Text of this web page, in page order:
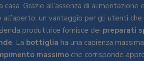
casa. Grazie all’assenza di
all’aperto, un vantaggio per gli utenti
produttrice fornisce dei preparati
. La bottiglia ha una capienza
massimo che corrisponde